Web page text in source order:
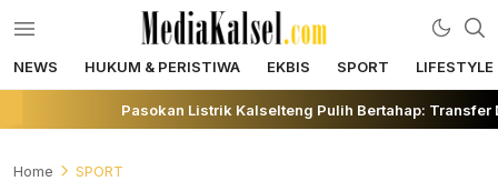
mediakalsel.com
Berita Update Banua
NEWS HUKUM & PERISTIWA EKBIS SPORT LIFESTYLE
Pasokan Listrik Kalselteng Pulih Bertahap: Transfer
Home SPORT